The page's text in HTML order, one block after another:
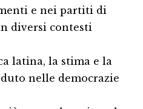
e nei partiti di
diversi contesti
latina, la stima e la
nelle democrazie